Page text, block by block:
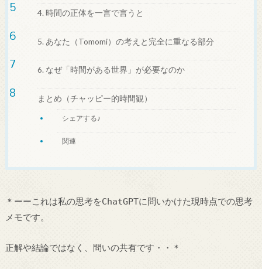
4. 時間の正体を一言で言うと
5. あなた（Tomomi）の考えと完全に重なる部分
6. なぜ「時間がある世界」が必要なのか
まとめ（チャッピー的時間観）
シェアする♪
関連
＊ーーこれは私の思考をChatGPTに問いかけた現時点での思考
メモです。
正解や結論ではなく、問いの共有です・・＊